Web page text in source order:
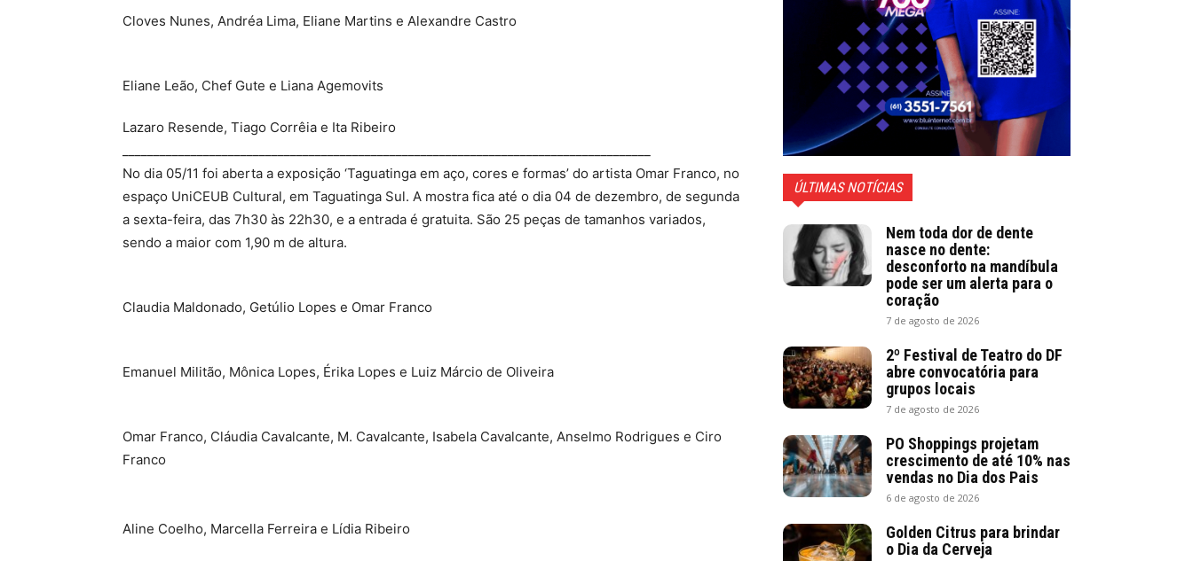
Cloves Nunes, Andréa Lima, Eliane Martins e Alexandre Castro
Eliane Leão, Chef Gute e Liana Agemovits
Lazaro Resende, Tiago Corrêia e Ita Ribeiro
No dia 05/11 foi aberta a exposição ‘Taguatinga em aço, cores e formas’ do artista Omar Franco, no
espaço UniCEUB Cultural, em Taguatinga Sul. A mostra fica até o dia 04 de dezembro, de segunda
a sexta-feira, das 7h30 às 22h30, e a entrada é gratuita. São 25 peças de tamanhos variados,
sendo a maior com 1,90 m de altura.
Claudia Maldonado, Getúlio Lopes e Omar Franco
Emanuel Militão, Mônica Lopes, Érika Lopes e Luiz Márcio de Oliveira
Omar Franco, Cláudia Cavalcante, M. Cavalcante, Isabela Cavalcante, Anselmo Rodrigues e Ciro
Franco
Aline Coelho, Marcella Ferreira e Lídia Ribeiro
ÚLTIMAS NOTÍCIAS
Nem toda dor de dente
nasce no dente:
desconforto na mandíbula
pode ser um alerta para o
coração
7 de agosto de 2026
2º Festival de Teatro do DF
abre convocatória para
grupos locais
7 de agosto de 2026
PO Shoppings projetam
crescimento de até 10% nas
vendas no Dia dos Pais
6 de agosto de 2026
Golden Citrus para brindar
o Dia da Cerveja